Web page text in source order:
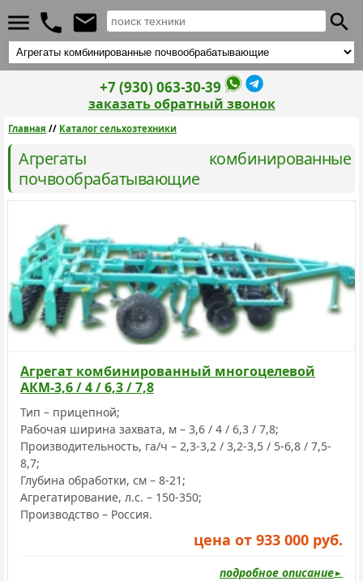
+7 (930) 063-30-39
заказать обратный звонок
Главная // Каталог сельхозтехники
Агрегаты комбинированные
почвообрабатывающие
Агрегат комбинированный многоцелевой
АКМ-3,6 / 4 / 6,3 / 7,8
Тип – прицепной;
Рабочая ширина захвата, м – 3,6 / 4 / 6,3 / 7,8;
Производительность, га/ч – 2,3-3,2 / 3,2-3,5 / 5-6,8 / 7,5-
8,7;
Глубина обработки, см – 8-21;
Агрегатирование, л.с. – 150-350;
Производство – Россия.
цена от 933 000 руб.
подробное описание